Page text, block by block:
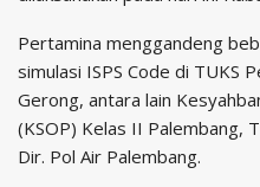
Pertamina menggandeng
simulasi ISPS Code di TUKS
Gerong, antara lain
(KSOP) Kelas II Palembang,
Dir. Pol Air Palembang.